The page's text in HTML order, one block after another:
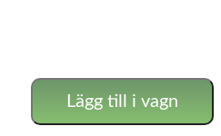
Lägg till i vagn